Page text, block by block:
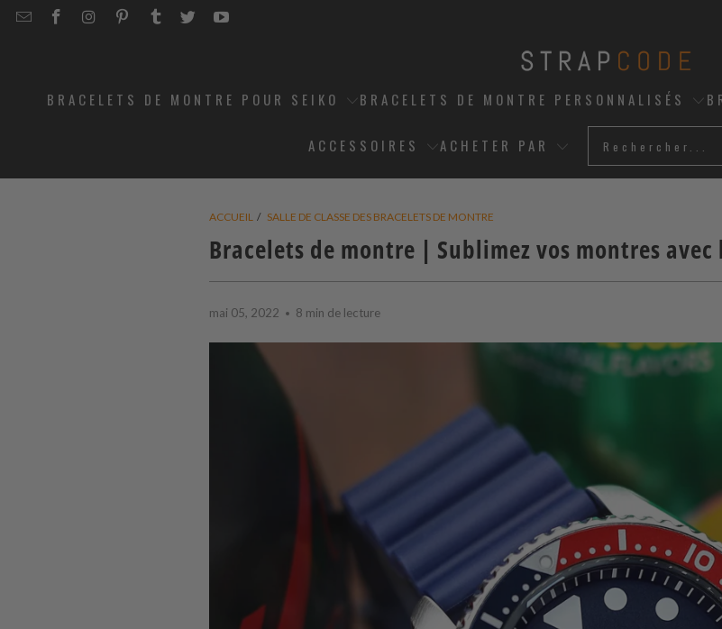
EMAILSTRAPCODE
STRAPCODE
STRAPCODE
STRAPCODE
STRAPCODE
STRAPCODE
BRACELETS DE MONTRE POUR SEIKO BRACELETS DE MONTRE PERSONNALISÉS
ACCESSOIRES ACHETER PAR
ACCUEIL / SALLE DE CLASSE DES BRACELETS DE MONTRE
Bracelets de montre | Sublimez vos montres
mai 05, 2022 8 min de lecture